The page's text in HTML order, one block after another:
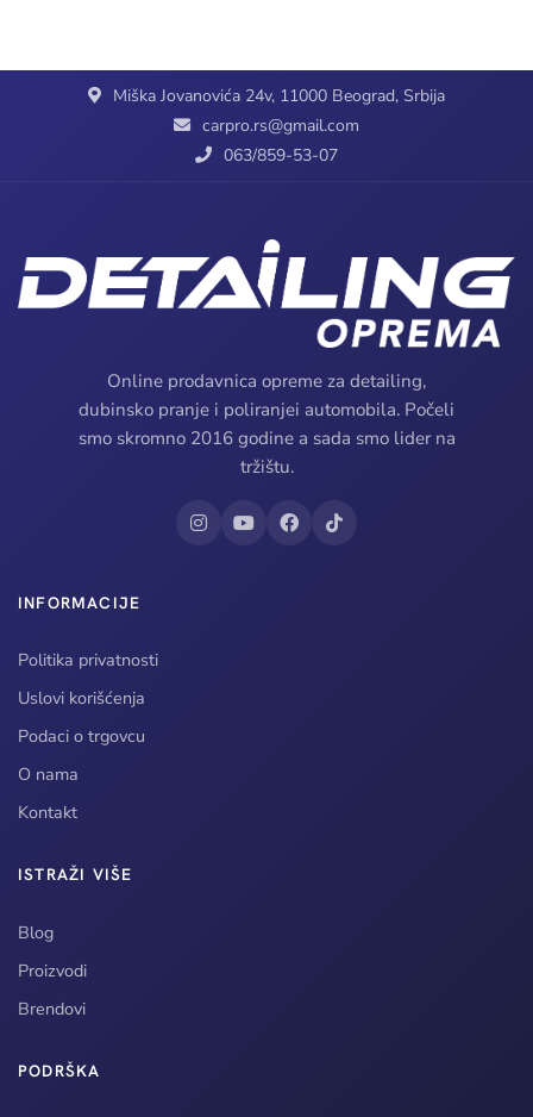
Miška Jovanovića 24v, 11000 Beograd, Srbija
carpro.rs@gmail.com
063/859-53-07
Online prodavnica opreme za detailing,
dubinsko pranje i poliranjei automobila. Počeli
smo skromno 2016 godine a sada smo lider na
tržištu.
INFORMACIJE
Politika privatnosti
Uslovi korišćenja
Podaci o trgovcu
O nama
Kontakt
ISTRAŽI VIŠE
Blog
Proizvodi
Brendovi
PODRŠKA